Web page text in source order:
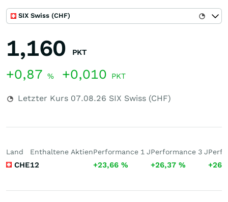
SIX Swiss (CHF)
1,160 PKT
+0,87 % +0,010 PKT
Letzter Kurs 07.08.26 SIX Swiss (CHF)
Land
CHE
Enthaltene Aktien
12
Performance 1 J
+23,66 %
Performance 3 J
+26,37 %